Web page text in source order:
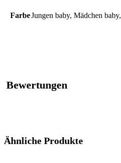
FarbeJungen baby, Mädchen baby,
Bewertungen
Ähnliche Produkte